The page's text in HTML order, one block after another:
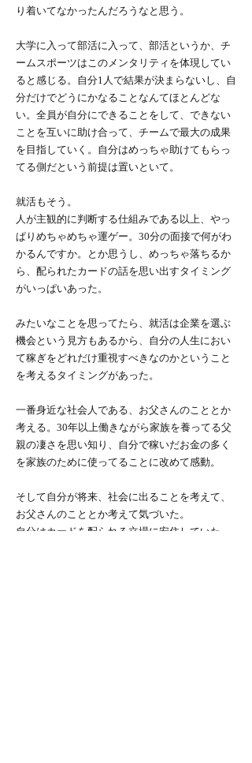
り着いてなかったんだろうなと思う。
大学に入って部活に入って、部活というか、チ
ームスポーツはこのメンタリティを体現してい
ると感じる。自分1人で結果が決まらないし、自
分だけでどうにかなることなんてほとんどな
い。全員が自分にできることをして、できない
ことを互いに助け合って、チームで最大の成果
を目指していく。自分はめっちゃ助けてもらっ
てる側だという前提は置いといて。
就活もそう。
人が主観的に判断する仕組みである以上、やっ
ぱりめちゃめちゃ運ゲー。30分の面接で何がわ
かるんですか。とか思うし、めっちゃ落ちるか
ら、配られたカードの話を思い出すタイミング
がいっぱいあった。
みたいなことを思ってたら、就活は企業を選ぶ
機会という見方もあるから、自分の人生におい
て稼ぎをどれだけ重視すべきなのかということ
を考えるタイミングがあった。
一番身近な社会人である、お父さんのこととか
考える。30年以上働きながら家族を養ってる父
親の凄さを思い知り、自分で稼いだお金の多く
を家族のために使ってることに改めて感動。
そして自分が将来、社会に出ることを考えて、
お父さんのこととか考えて気づいた。
自分はカードを配られる立場に安住していた。